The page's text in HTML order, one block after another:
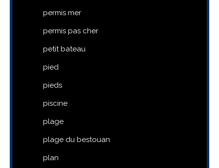
permis mer
permis pas cher
petit bateau
pied
pieds
piscine
plage
plage du bestouan
plan